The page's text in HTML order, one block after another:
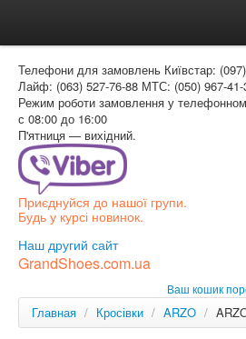
Доставка и оплата
Как заказать
Контакти
Таблиця розмірів
Вхід для покупця
Телефони для замовлень Київстар:
Лайф: (063) 527-76-88 МТС: (050) 967-41-
Режим роботи замовлення у
с 08:00 до 16:00
П'ятниця — вихідний.
Приєднуйся до нашої групи.
Будь у курсі новинок.
Наш другий сайт
GrandShoes.com.ua
Ваш кошик
Главная / Кросівки / ARZO /